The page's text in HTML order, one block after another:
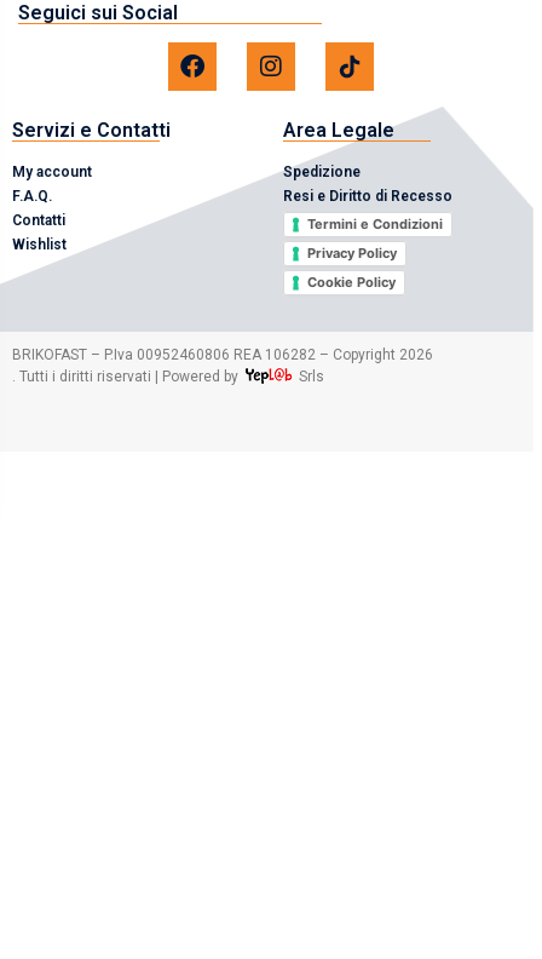
Seguici sui Social
Servizi e Contatti
My account
F.A.Q.
Contatti
Wishlist
Area Legale
Spedizione
Resi e Diritto di Recesso
Termini e Condizioni
Privacy Policy
Cookie Policy
BRIKOFAST – P.Iva 00952460806 REA 106282 – Copyright 2026
. Tutti i diritti riservati | Powered by
Srls